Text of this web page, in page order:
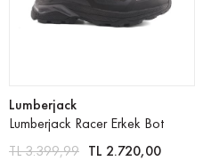
Lumberjack
Lumberjack Racer Erkek Bot
TL 2.720,00
TL 3.399,99